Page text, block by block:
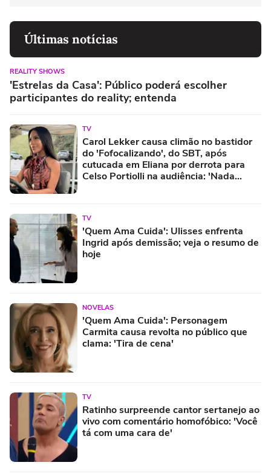
Últimas notícias
REALITY SHOWS
'Estrelas da Casa': Público poderá escolher
participantes do reality; entenda
TV
Carol Lekker causa climão no bastidor
do 'Fofocalizando', do SBT, após
cutucada em Eliana por derrota para
Celso Portiolli na audiência: 'Nada
TV
'Quem Ama Cuida': Ulisses enfrenta
Ingrid após demissão; veja o resumo de
hoje
NOVELAS
'Quem Ama Cuida': Personagem
Carmita causa revolta no público que
clama: 'Tira de cena'
TV
Ratinho surpreende cantor sertanejo ao
vivo com comentário homofóbico: 'Você
tá com uma cara de'